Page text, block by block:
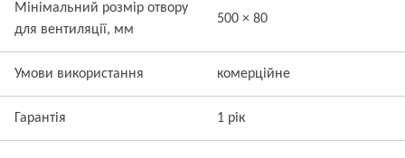
Мінімальний розмір отвору
для вентиляції, мм
500 × 80
Умови використання комерційне
Гарантія 1 рік